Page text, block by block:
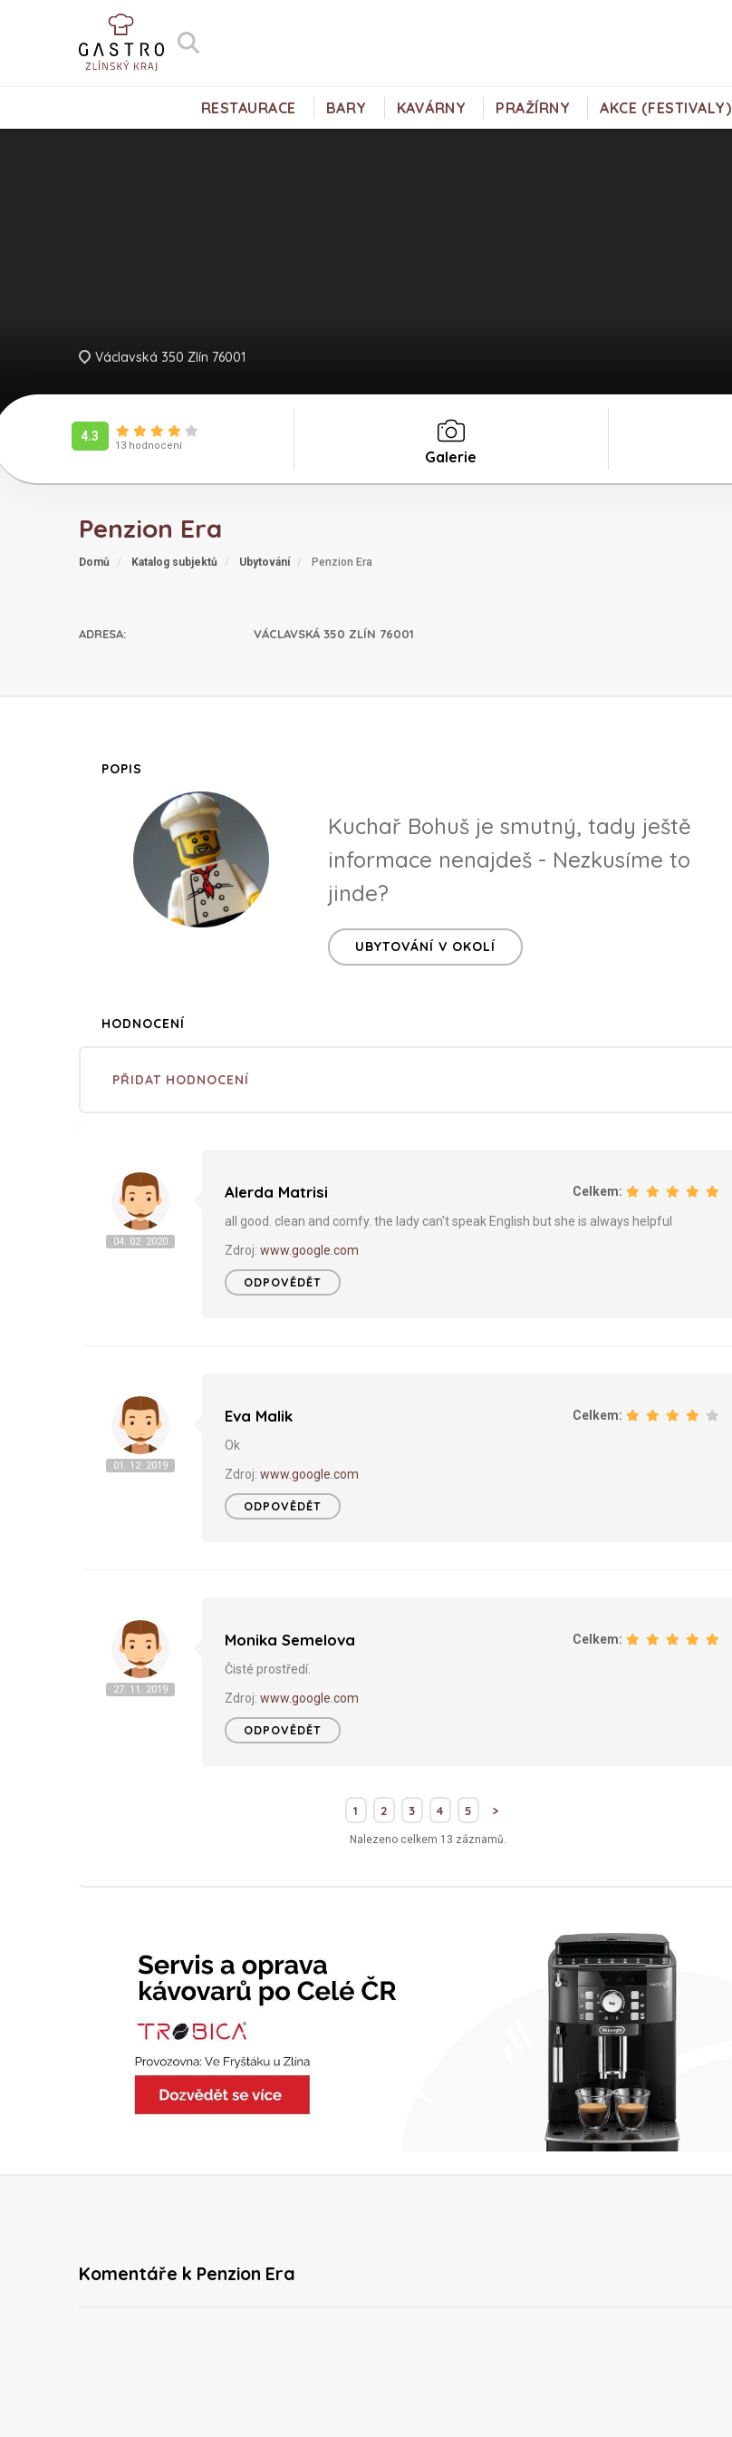
RESTAURACE BARY KAVÁRNY PRAŽÍRNY AKCE (FESTIVALY)
Václavská 350 Zlín 76001
4.3
13 hodnocení
Galerie
Penzion Era
Domů Katalog subjektů Ubytování Penzion Era
ADRESA: VÁCLAVSKÁ 350 ZLÍN 76001
POPIS
Kuchař Bohuš je smutný, tady ještě
informace nenajdeš - Nezkusíme to
jinde?
UBYTOVÁNÍ V OKOLÍ
HODNOCENÍ
PŘIDAT HODNOCENÍ
04. 02. 2020
Alerda Matrisi Celkem:
all good. clean and comfy. the lady can't speak English but she is always helpful
Zdroj: www.google.com
ODPOVĚDĚT
01. 12. 2019
Eva Malik Celkem:
Ok
Zdroj: www.google.com
ODPOVĚDĚT
27. 11. 2019
Monika Semelova Celkem:
Čisté prostředí.
Zdroj: www.google.com
ODPOVĚDĚT
1 2 3 4 5 >
Nalezeno celkem 13 záznamů.
Komentáře k Penzion Era